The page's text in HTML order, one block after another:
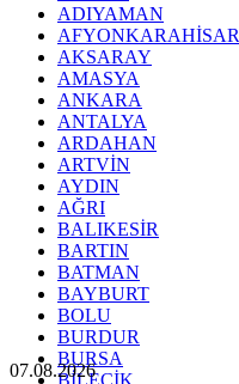
ADIYAMAN
AFYONKARAHİSAR
AKSARAY
AMASYA
ANKARA
ANTALYA
ARDAHAN
ARTVİN
AYDIN
AĞRI
BALIKESİR
BARTIN
BATMAN
BAYBURT
BOLU
BURDUR
BURSA
BİLECİK
07.08.2026